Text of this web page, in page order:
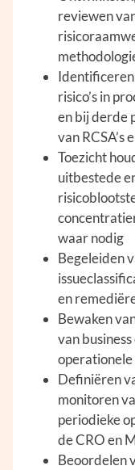
reviewen
risico’s in
en bij derde
van RCSA’s
Toezicht
uitbestede
waar nodig
Begeleiden
en
Bewaken
van
Definiëren
monitoren
periodieke
de CRO en
Beoordelen